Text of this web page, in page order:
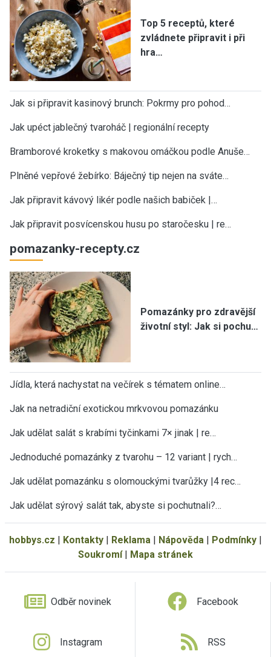
Top 5 receptů, které
zvládnete připravit i při
hra…
Jak si připravit kasinový brunch: Pokrmy pro pohod…
Jak upéct jablečný tvaroháč | regionální recepty
Bramborové kroketky s makovou omáčkou podle Anuše…
Plněné vepřové žebírko: Báječný tip nejen na sváte…
Jak připravit kávový likér podle našich babiček |…
Jak připravit posvícenskou husu po staročesku | re…
pomazanky-recepty.cz
Pomazánky pro zdravější
životní styl: Jak si pochu…
Jídla, která nachystat na večírek s tématem online…
Jak na netradiční exotickou mrkvovou pomazánku
Jak udělat salát s krabími tyčinkami 7× jinak | re…
Jednoduché pomazánky z tvarohu – 12 variant | rych…
Jak udělat pomazánku s olomouckými tvarůžky |4 rec…
Jak udělat sýrový salát tak, abyste si pochutnali?…
hobbys.cz | Kontakty | Reklama | Nápověda | Podmínky |
Soukromí| Mapa stránek
Odběr novinek Facebook
Instagram RSS